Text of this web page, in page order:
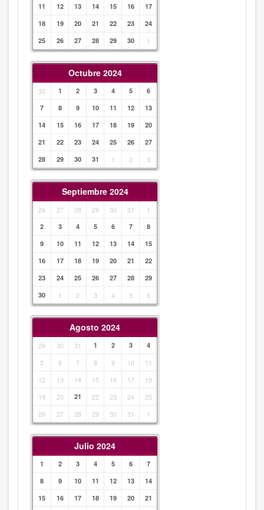
11
12 13 14 15 16
17
18
19 20 21 22 23
24
25
26 27 28 29 30 1
Octubre 2024
30 1 2 3 4 5
6
7
8 9 10 11 12
13
14
15 16 17 18 19
20
21
22 23 24 25 26
27
28
29 30 31 1 2 3
Septiembre 2024
26 27 28 29 30 31 1
2 3 4 5 6 7
8
9
10 11 12 13 14
15
16
17 18 19 20 21
22
23
24 25 26 27 28
29
30
1 2 3 4 5 6
Agosto 2024
29 30 31 1 2 3 4
5 6 7 8 9 10
11
12
13 14 15 16 17
18
19
20 21 22 23 24
25
26
27 28 29 30 31 1
Julio 2024
1 2 3 4 5 6
7
8
9 10 11 12 13
14
15
16 17 18 19 20
21